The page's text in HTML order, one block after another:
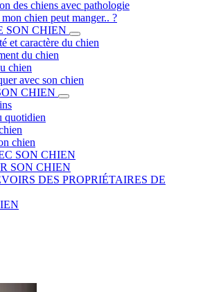
des chiens avec pathologie
chien peut manger.. ?
SON CHIEN
et caractère du chien
du chien
chien
avec son chien
CHIEN
quotidien
chien
SON CHIEN
SON CHIEN
DES PROPRIÉTAIRES DE